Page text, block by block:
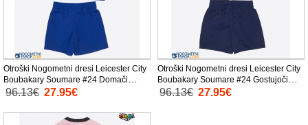
Otroški Nogometni dresi Leicester City
Boubakary Soumare #24 Domači
2025-26 Kratek Rokav (+ Kratke hlače)
96.13€ 27.95€
Otroški Nogometni dresi Leicester City
Boubakary Soumare #24 Gostujoči
2025-26 Kratek Rokav (+ Kratke hlače)
96.13€ 27.95€